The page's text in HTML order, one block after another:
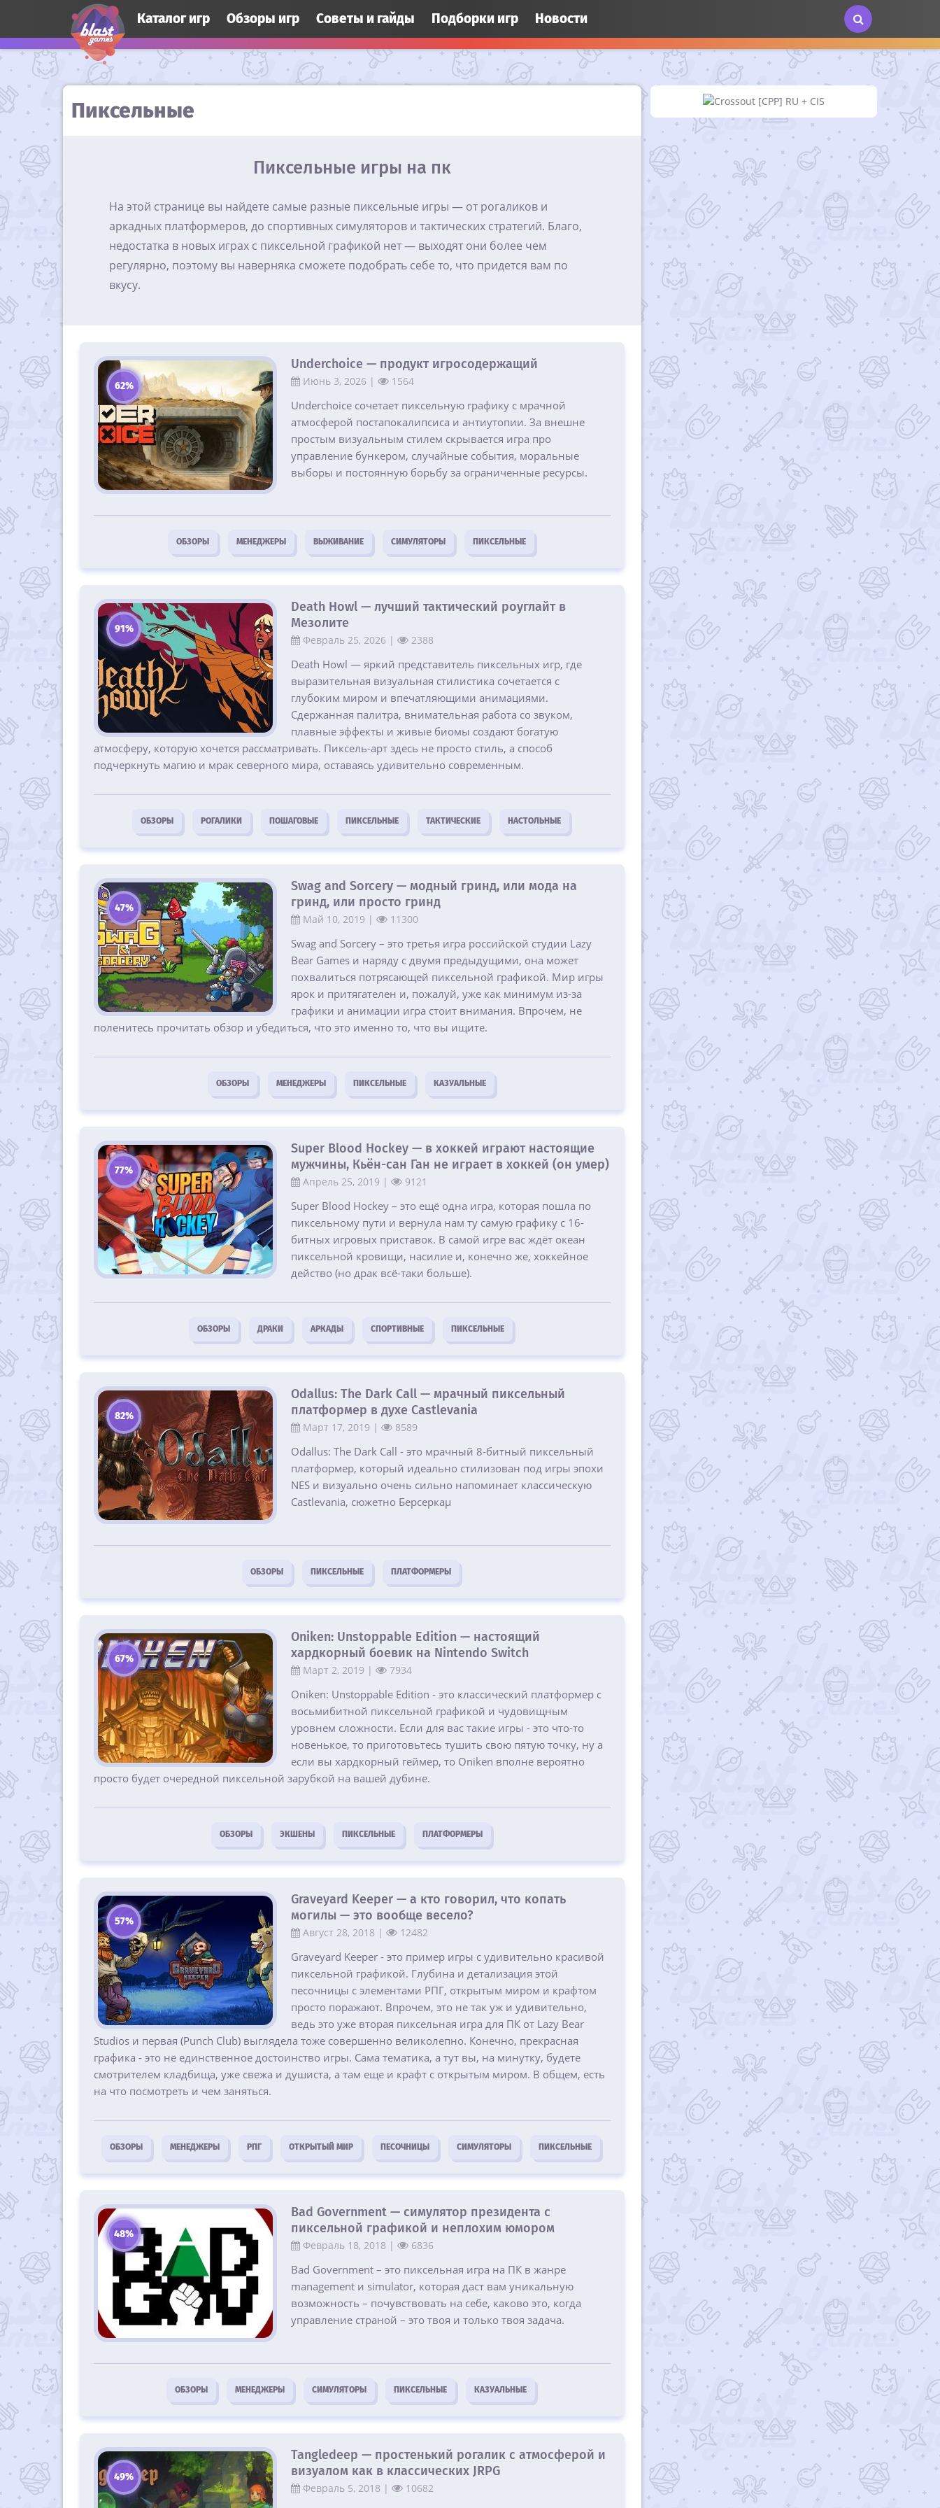
Обзоры игр Cоветы и гайды Подборки игр Новости
Каталог игр
Пиксельные
Пиксельные игры на пк
На этой странице вы найдете самые разные пиксельные игры — от рогаликов и
аркадных платформеров, до спортивных симуляторов и тактических стратегий. Благо,
недостатка в новых играх с пиксельной графикой нет — выходят они более чем
регулярно, поэтому вы наверняка сможете подобрать себе то, что придется вам по
вкусу.
62%
Underchoice — продукт игросодержащий
Июнь 3, 2026 | 1564
Underchoice сочетает пиксельную графику с мрачной
атмосферой постапокалипсиса и антиутопии. За внешне
простым визуальным стилем скрывается игра про
управление бункером, случайные события, моральные
выборы и постоянную борьбу за ограниченные ресурсы.
ОБЗОРЫ МЕНЕДЖЕРЫ ВЫЖИВАНИЕ СИМУЛЯТОРЫ ПИКСЕЛЬНЫЕ
91%
Death Howl — лучший тактический роуглайт в
Мезолите
Февраль 25, 2026 | 2388
Death Howl — яркий представитель пиксельных игр, где
выразительная визуальная стилистика сочетается с
глубоким миром и впечатляющими анимациями.
Сдержанная палитра, внимательная работа со звуком,
плавные эффекты и живые биомы создают богатую
атмосферу, которую хочется рассматривать. Пиксель-арт здесь не просто стиль, а способ
подчеркнуть магию и мрак северного мира, оставаясь удивительно современным.
ОБЗОРЫ РОГАЛИКИ ПОШАГОВЫЕ ПИКСЕЛЬНЫЕ ТАКТИЧЕСКИЕ НАСТОЛЬНЫЕ
47%
Swag and Sorcery — модный гринд, или мода на
гринд, или просто гринд
Май 10, 2019 | 11300
Swag and Sorcery – это третья игра российской студии Lazy
Bear Games и наряду с двумя предыдущими, она может
похвалиться потрясающей пиксельной графикой. Мир игры
ярок и притягателен и, пожалуй, уже как минимум из-за
графики и анимации игра стоит внимания. Впрочем, не
поленитесь прочитать обзор и убедиться, что это именно то, что вы ищите.
ОБЗОРЫ МЕНЕДЖЕРЫ ПИКСЕЛЬНЫЕ КАЗУАЛЬНЫЕ
77%
Super Blood Hockey — в хоккей играют настоящие
мужчины, Кьён-сан Ган не играет в хоккей (он умер)
Апрель 25, 2019 | 9121
Super Blood Hockey – это ещё одна игра, которая пошла по
пиксельному пути и вернула нам ту самую графику с 16-
битных игровых приставок. В самой игре вас ждёт океан
пиксельной кровищи, насилие и, конечно же, хоккейное
действо (но драк всё-таки больше).
ОБЗОРЫ ДРАКИ АРКАДЫ СПОРТИВНЫЕ ПИКСЕЛЬНЫЕ
82%
Odallus: The Dark Call — мрачный пиксельный
платформер в духе Castlevania
Март 17, 2019 | 8589
Odallus: The Dark Call - это мрачный 8-битный пиксельный
платформер, который идеально стилизован под игры эпохи
NES и визуально очень сильно напоминает классическую
Castlevania, сюжетно Берсеркаµ
ОБЗОРЫ ПИКСЕЛЬНЫЕ ПЛАТФОРМЕРЫ
67%
Oniken: Unstoppable Edition — настоящий
хардкорный боевик на Nintendo Switch
Март 2, 2019 | 7934
Oniken: Unstoppable Edition - это классический платформер с
восьмибитной пиксельной графикой и чудовищным
уровнем сложности. Если для вас такие игры - это что-то
новенькое, то приготовьтесь тушить свою пятую точку, ну а
если вы хардкорный геймер, то Oniken вполне вероятно
просто будет очередной пиксельной зарубкой на вашей дубине.
ОБЗОРЫ ЭКШЕНЫ ПИКСЕЛЬНЫЕ ПЛАТФОРМЕРЫ
57%
Graveyard Keeper — а кто говорил, что копать
могилы — это вообще весело?
Август 28, 2018 | 12482
Graveyard Keeper - это пример игры с удивительно красивой
пиксельной графикой. Глубина и детализация этой
песочницы с элементами РПГ, открытым миром и крафтом
просто поражают. Впрочем, это не так уж и удивительно,
ведь это уже вторая пиксельная игра для ПК от Lazy Bear
Studios и первая (Punch Club) выглядела тоже совершенно великолепно. Конечно, прекрасная
графика - это не единственное достоинство игры. Сама тематика, а тут вы, на минутку, будете
смотрителем кладбища, уже свежа и душиста, а там еще и крафт с открытым миром. В общем, есть
на что посмотреть и чем заняться.
ОБЗОРЫ МЕНЕДЖЕРЫ РПГ ОТКРЫТЫЙ МИР ПЕСОЧНИЦЫ СИМУЛЯТОРЫ ПИКСЕЛЬНЫЕ
48%
Bad Government — симулятор президента с
пиксельной графикой и неплохим юмором
Февраль 18, 2018 | 6836
Bad Government – это пиксельная игра на ПК в жанре
management и simulator, которая даст вам уникальную
возможность – почувствовать на себе, каково это, когда
управление страной – это твоя и только твоя задача.
ОБЗОРЫ МЕНЕДЖЕРЫ СИМУЛЯТОРЫ ПИКСЕЛЬНЫЕ КАЗУАЛЬНЫЕ
49%
Tangledeep — простенький рогалик с атмосферой и
визуалом как в классических JRPG
Февраль 5, 2018 | 10682